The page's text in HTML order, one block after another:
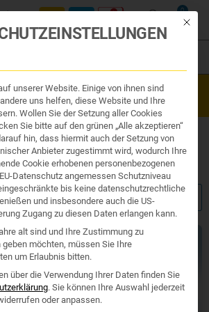
0
Shop: Sicher, schnell und 24/7 für Sie da!
Gratisversand ab €50
mit „kur“
FILTER ANZEIGEN
Mit
unserer Website. Einige von ihnen sind
uns helfen, diese Website und Ihre
Wollen Sie der Setzung aller Cookies
Sie bitte auf den grünen „Alle akzeptieren“
hin, dass hiermit auch der Setzung von
Anbieter zugestimmt wird, wodurch Ihre
Cookie erhobenen personenbezogenen
Datenschutz angemessen Schutzniveau
bis keine datenschutzrechtliche
und insbesondere auch die US-
Zugang zu diesen Daten erlangen kann.
alt sind und Ihre Zustimmung zu
möchten, müssen Sie Ihre
um Erlaubnis bitten.
über die Verwendung Ihrer Daten finden Sie
. Sie können Ihre Auswahl jederzeit
oder anpassen.